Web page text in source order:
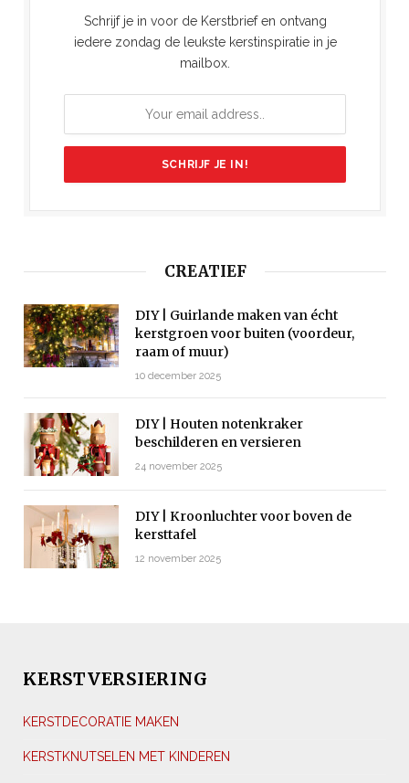
Schrijf je in voor de Kerstbrief en ontvang
iedere zondag de leukste kerstinspiratie in je
mailbox.
CREATIEF
DIY | Guirlande maken van écht
kerstgroen voor buiten (voordeur,
raam of muur)
10 december 2025
DIY | Houten notenkraker
beschilderen en versieren
24 november 2025
DIY | Kroonluchter voor boven de
kersttafel
12 november 2025
KERSTVERSIERING
KERSTDECORATIE MAKEN
KERSTKNUTSELEN MET KINDEREN